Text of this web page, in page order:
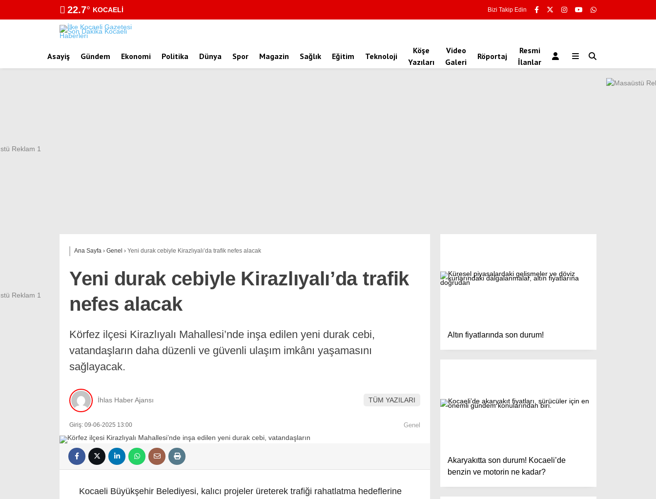
22.7° KOCAELI Bizi Takip Edin
Asayiş Gündem Ekonomi Politika Dünya Spor Magazin Sağlık Eğitim Teknoloji
Köşe
Yazıları
Video
Galeri
Röportaj
Resmi
İlanlar
Ana Sayfa › Genel › Yeni durak cebiyle Kirazlıyalı’da trafik nefes alacak
Yeni durak cebiyle Kirazlıyalı’da trafik
nefes alacak
Körfez ilçesi Kirazlıyalı Mahallesi’nde inşa edilen yeni durak cebi,
vatandaşların daha düzenli ve güvenli ulaşım imkânı yaşamasını
sağlayacak.
İhlas Haber Ajansı TÜM YAZILARI
Giriş: 09-06-2025 13:00 Genel
Kocaeli Büyükşehir Belediyesi, kalıcı projeler üreterek trafiği rahatlatma hedeflerine
Altın fiyatlarında son durum!
Akaryakıtta son durum! Kocaeli’de
benzin ve motorin ne kadar?